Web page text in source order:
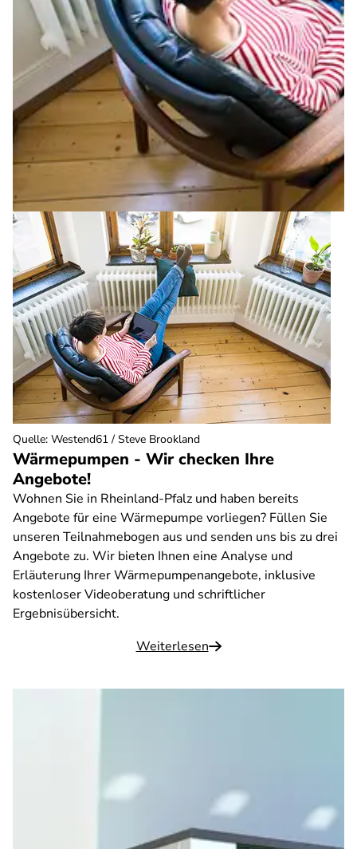
Wärmepumpen - Wir checken Ihre
Angebote!
Wohnen Sie in Rheinland-Pfalz und haben bereits
Angebote für eine Wärmepumpe vorliegen? Füllen Sie
unseren Teilnahmebogen aus und senden uns bis zu drei
Angebote zu. Wir bieten Ihnen eine Analyse und
Erläuterung Ihrer Wärmepumpenangebote, inklusive
kostenloser Videoberatung und schriftlicher
Ergebnisübersicht.
Weiterlesen
Quelle: Westend61 / Steve Brookland